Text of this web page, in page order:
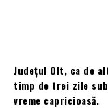
Județul Olt, ca de
timp de trei zile
vreme capricioasă.